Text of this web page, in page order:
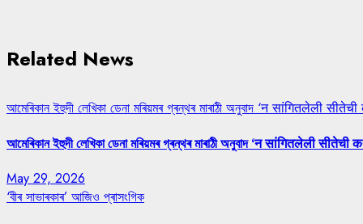
Related News
আমেৰিকান ইহুদী লেখিকা ডেনা মৰিয়মৰ গ্ৰন্থৰ মাৰাঠী অনুবাদ ‘न सांगितलेली
আমেৰিকান ইহুদী লেখিকা ডেনা মৰিয়মৰ গ্ৰন্থৰ মাৰাঠী অনুবাদ ‘न सांगितलेली सीतेची
May 29, 2026
‘বীৰ সাভাৰকাৰ’ আজিও প্ৰাসংগিক